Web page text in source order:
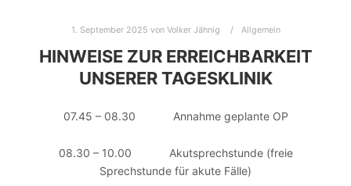
1. September 2025 von Volker Jähnig Allgemein
HINWEISE ZUR ERREICHBARKEIT
UNSERER TAGESKLINIK
07.45 – 08.30 Annahme geplante OP
08.30 – 10.00 Akutsprechstunde (freie
Sprechstunde für akute Fälle)